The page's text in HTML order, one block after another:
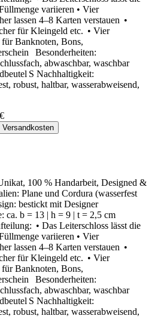
variieren • Vier
lassen 4–8 Karten verstauen •
für Kleingeld etc. • Vier
Banknoten, Bons,
Besonderheiten:
abwaschbar, waschbar
S Nachhaltigkeit:
robust, haltbar, wasserabweisend,
100 % Handarbeit, Designed &
Plane und Cordura (wasserfest
bestickt mit Designer
ca. b = 13 | h = 9 | t = 2,5 cm
• Das Leiterschloss lässt die
variieren • Vier
lassen 4–8 Karten verstauen •
für Kleingeld etc. • Vier
Banknoten, Bons,
Besonderheiten:
abwaschbar, waschbar
S Nachhaltigkeit:
robust, haltbar, wasserabweisend,